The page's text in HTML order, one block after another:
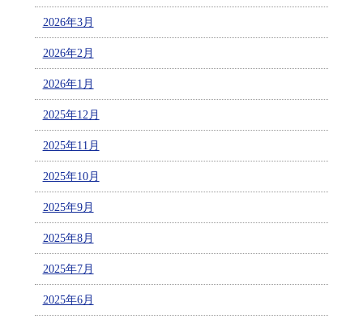
2026年3月
2026年2月
2026年1月
2025年12月
2025年11月
2025年10月
2025年9月
2025年8月
2025年7月
2025年6月